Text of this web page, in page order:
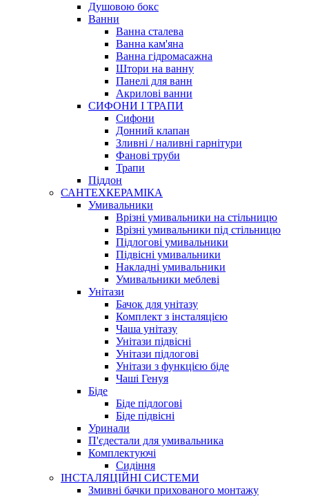
Душовою бокс
Ванни
Ванна сталева
Ванна кам'яна
Ванна гідромасажна
Штори на ванну
Панелі для ванн
Акрилові ванни
СИФОНИ І ТРАПИ
Сифони
Донний клапан
Зливні / наливні гарнітури
Фанові труби
Трапи
Піддон
САНТЕХКЕРАМІКА
Умивальники
Врізні умивальники на стільницю
Врізні умивальники під стільницю
Підлогові умивальники
Підвісні умивальники
Накладні умивальники
Умивальники меблеві
Унітази
Бачок для унітазу
Комплект з інсталяцією
Чаша унітазу
Унітази підвісні
Унітази підлогові
Унітази з функцією біде
Чаші Генуя
Біде
Біде підлогові
Біде підвісні
Уринали
П'єдестали для умивальника
Комплектуючі
Сидіння
ІНСТАЛЯЦІЙНІ СИСТЕМИ
Змивні бачки прихованого монтажу